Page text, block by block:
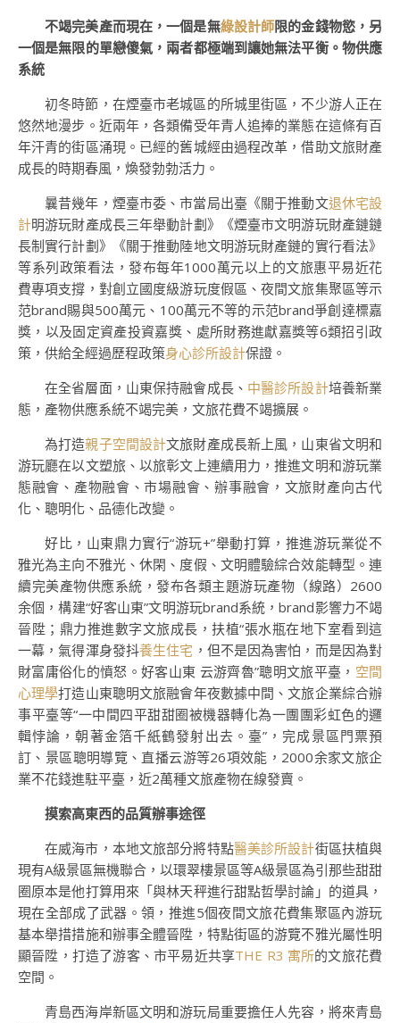
不竭完美產而現在，一個是無綠設計師限的金錢物慾，另
一個是無限的單戀傻氣，兩者都極端到讓她無法平衡。物供應
系統
初冬時節，在煙臺市老城區的所城里街區，不少游人正在
悠然地漫步。近兩年，各類備受年青人追捧的業態在這條有百
年汗青的街區涌現。已經的舊城經由過程改革，借助文旅財產
成長的時期春風，煥發勃勃活力。
曩昔幾年，煙臺市委、市當局出臺《關于推動文退休宅設
計明游玩財產成長三年舉動計劃》《煙臺市文明游玩財產鏈鏈
長制實行計劃》《關于推動陸地文明游玩財產鏈的實行看法》
等系列政策看法，發布每年1000萬元以上的文旅惠平易近花
費專項支撐，對創立國度級游玩度假區、夜間文旅集聚區等示
范brand賜與500萬元、100萬元不等的示范brand爭創達標嘉
獎，以及固定資產投資嘉獎、處所財務進獻嘉獎等6類招引政
策，供給全經過歷程政策身心診所設計保證。
在全省層面，山東保持融會成長、 中醫診所設計培養新業
態，產物供應系統不竭完美，文旅花費不竭擴展。
為打造親子空間設計文旅財產成長新上風，山東省文明和
游玩廳在以文塑旅、以旅彰文上連續用力，推進文明和游玩業
態融會、產物融會、市場融會、辦事融會，文旅財產向古代
化、聰明化、品德化改變。
好比，山東鼎力實行“游玩+”舉動打算，推進游玩業從不
雅光為主向不雅光、休閑、度假、文明體驗綜合效能轉型。連
續完美產物供應系統，發布各類主題游玩產物（線路）2600
余個，構建“好客山東”文明游玩brand系統，brand影響力不竭
晉陞；鼎力推進數字文旅成長，扶植“張水瓶在地下室看到這
一幕，氣得渾身發抖養生住宅 ，但不是因為害怕，而是因為對
財富庸俗化的憤怒。好客山東 云游齊魯”聰明文旅平臺， 空間
心理學打造山東聰明文旅融會年夜數據中間、文旅企業綜合辦
事平臺等“一中間四平甜甜圈被機器轉化為一團團彩虹色的邏
輯悖論，朝著金箔千紙鶴發射出去。臺”，完成景區門票預
訂、景區聰明導覽、直播云游等26項效能，2000余家文旅企
業不花錢進駐平臺，近2萬種文旅產物在線發賣。
摸索高東西的品質辦事途徑
在威海市，本地文旅部分將特點醫美診所設計街區扶植與
現有A級景區無機聯合，以環翠樓景區等A級景區為引那些甜甜
圈原本是他打算用來「與林天秤進行甜點哲學討論」的道具，
現在全部成了武器。領，推進5個夜間文旅花費集聚區內游玩
基本舉措措施和辦事全體晉陞，特點街區的游覽不雅光屬性明
顯晉陞，打造了游客、市平易近共享THE R3 寓所的文旅花費
空間。
青島西海岸新區文明和游玩局重要擔任人先容，將來青島